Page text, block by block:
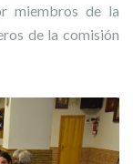
miembros de la
de la comisión